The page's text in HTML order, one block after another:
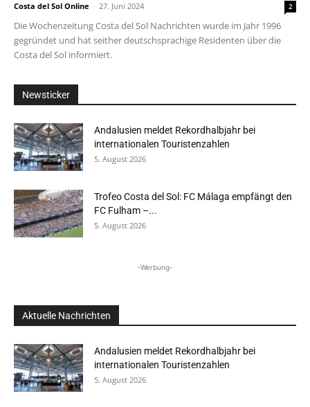
Costa del Sol Online - 27. Juni 2024 2
Die Wochenzeitung Costa del Sol Nachrichten wurde im Jahr 1996
gegründet und hat seither deutschsprachige Residenten über die
Costa del Sol informiert.
Newsticker
Andalusien meldet Rekordhalbjahr bei
internationalen Touristenzahlen
5. August 2026
Trofeo Costa del Sol: FC Málaga empfängt den
FC Fulham –...
5. August 2026
-Werbung-
Aktuelle Nachrichten
Andalusien meldet Rekordhalbjahr bei
internationalen Touristenzahlen
5. August 2026